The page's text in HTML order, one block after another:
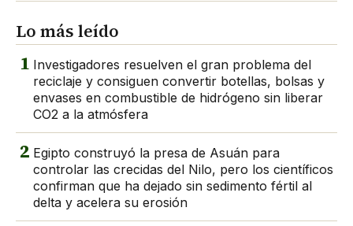
Lo más leído
1 Investigadores resuelven el gran problema del
reciclaje y consiguen convertir botellas, bolsas y
envases en combustible de hidrógeno sin liberar
CO2 a la atmósfera
2 Egipto construyó la presa de Asuán para
controlar las crecidas del Nilo, pero los científicos
confirman que ha dejado sin sedimento fértil al
delta y acelera su erosión